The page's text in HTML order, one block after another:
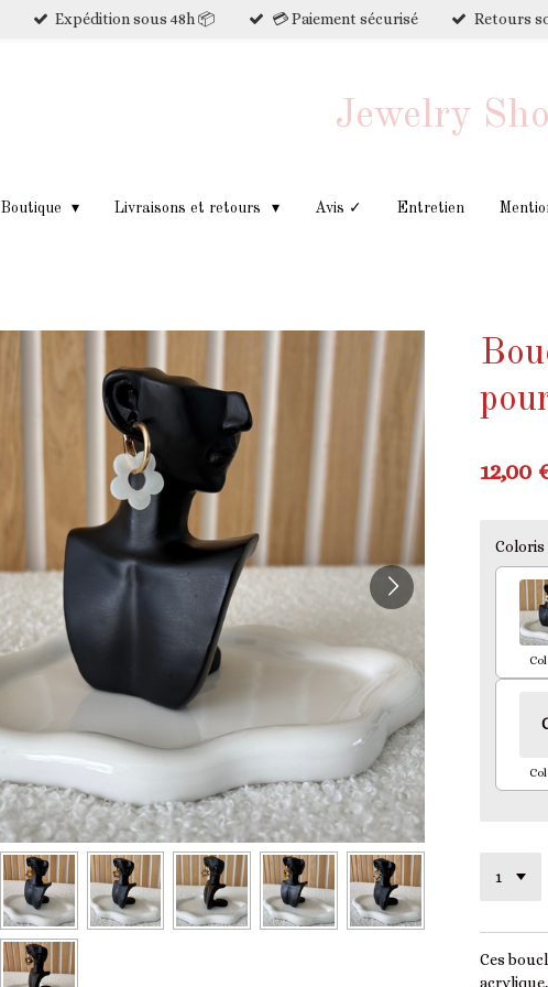
Expédition sous 48h 📦 💳 Paiement sécurisé Retours
Jewelry
Boutique Livraisons et retours Avis ✓ Entretien
12,00
Coloris
Ces